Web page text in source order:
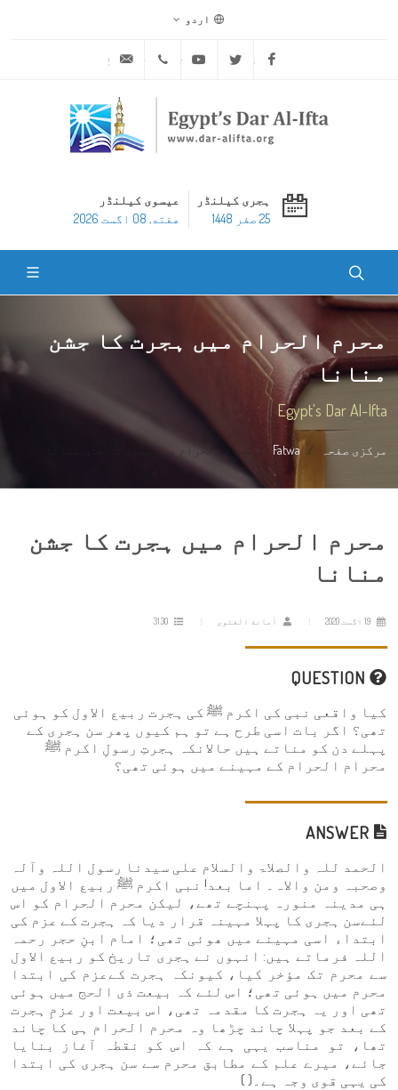
اردو
Facebook
Twitter
Youtube
ہجری کیلنڈر
25 صفر 1448
عیسوی کیلنڈر
هفته, 08 اگست 2026
محرم الحرام میں ہجرت کا جشن
منانا
Egypt's Dar Al-Ifta
مرکزی صفحہ Fatwa محرم الحرام میں ہجرت کا جشن منانا
محرم الحرام میں ہجرت کا جشن
منانا
أمانة الفتوى
کیا واقعی نبی کی اکرم ﷺ کی ہجرت ربیع الاول کو ہوئی
تھی؟ اگر بات اسی طرح ہے تو ہم کیوں پھر سن ہجری کے
پہلے دن کو مناتے ہیں حالانکہ ہجرتِ رسولِ اکرم ﷺ
محرام الحرام کے مہینے میں ہوئی تھی؟
الحمد للہ والصلاۃ والسلام علی سیدنا رسول اللہ وآلہ
وصحبہ ومن والاہ۔ اما بعد! نبی اکرم ﷺ ربیع الاول میں
ہی مدینہ منورہ پہنچے تھے، لیکن محرم الحرام کو اس
لئےسن ہجری کا پہلا مہینہ قرار دیا کہ ہجرت کے عزم کی
ابتداء اسی مہینے میں ھوئی تھی؛ امام ابنِ حجر رحمہ
اللہ فرماتے ہیں: انہوں نے ہجری تاریخ کو ربیع الاول
سے محرم تک مؤخر کیا، کیونکہ ہجرت کےعزم کی ابتدا
محرم میں ہوئی تھی؛ اس لئے کہ بیعت ذی الحج میں ہوئی
تھی اور یہ ہجرت کا مقدمہ تھی، اس بیعت اور عزمِ ہجرت
کے بعد جو پہلا چاند چڑھا وہ محرم الحرام ہی کا چاند
تھا، تو مناسب یہی ہے کہ اس کو نقطہ آغاز بنایا
جائے، میرے علم کے مطابق محرم سے سن ہجری کی ابتدا
کی یہی قوی وجہ ہے۔( )